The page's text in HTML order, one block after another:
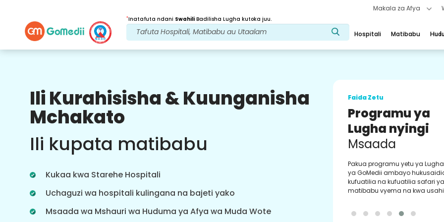
Makala za Afya
*Inatafuta ndani Swahili Badilisha Lugha kutoka juu.
Hospitali Matibabu
Ili Kurahisisha & Kuunganisha
Mchakato
Ili kupata matibabu
Kukaa kwa Starehe Hospitali
Uchaguzi wa hospitali kulingana na bajeti yako
Msaada wa Mshauri wa Huduma ya Afya wa Muda Wote
Faida Zetu
Programu ya
Lugha nyingi
Msaada
ya GoMedii ambayo hukusaidia
kufuatilia na kufuatilia safari yako ya
matibabu vyema na kwa usahihi.
Faida Zetu
Dawa ya
Utimilifu
Dawa zilizothibitishwa na duka
masasisho ya mara kwa
kuweka upya faili na kuagiza
urahisi kupitia programu yetu.